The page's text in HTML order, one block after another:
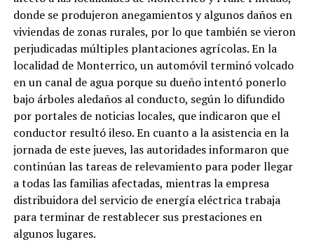
donde se produjeron anegamientos y algunos daños en
viviendas de zonas rurales, por lo que también se vieron
perjudicadas múltiples plantaciones agrícolas. En la
localidad de Monterrico, un automóvil terminó volcado
en un canal de agua porque su dueño intentó ponerlo
bajo árboles aledaños al conducto, según lo difundido
por portales de noticias locales, que indicaron que el
conductor resultó ileso. En cuanto a la asistencia en la
jornada de este jueves, las autoridades informaron que
continúan las tareas de relevamiento para poder llegar
a todas las familias afectadas, mientras la empresa
distribuidora del servicio de energía eléctrica trabaja
para terminar de restablecer sus prestaciones en
algunos lugares.